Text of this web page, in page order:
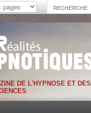
DE L'HYPNOSE ET DES